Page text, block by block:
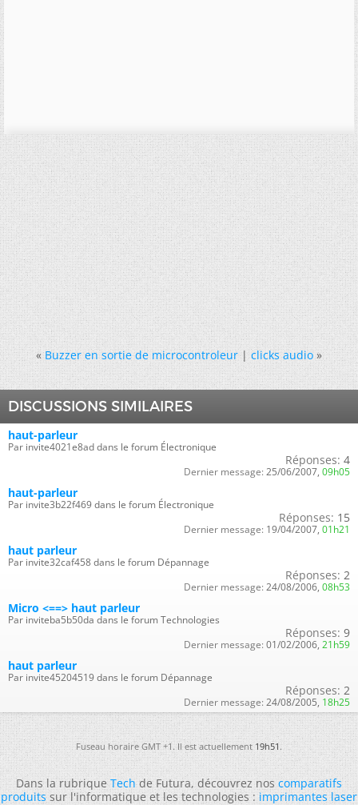
« Buzzer en sortie de microcontroleur|clicks audio »
DISCUSSIONS SIMILAIRES
haut-parleur
Par invite4021e8ad dans le forum Électronique
Réponses: 4
Dernier message: 25/06/2007, 09h05
haut-parleur
Par invite3b22f469 dans le forum Électronique
Réponses: 15
Dernier message: 19/04/2007, 01h21
haut parleur
Par invite32caf458 dans le forum Dépannage
Réponses: 2
Dernier message: 24/08/2006, 08h53
Micro <==> haut parleur
Par inviteba5b50da dans le forum Technologies
Réponses: 9
Dernier message: 01/02/2006, 21h59
haut parleur
Par invite45204519 dans le forum Dépannage
Réponses: 2
Dernier message: 24/08/2005, 18h25
Fuseau horaire GMT +1. Il est actuellement19h51.
Dans la rubriqueTechde Futura, découvrez noscomparatifs
produitssur l'informatique et les technologies :imprimantes laser